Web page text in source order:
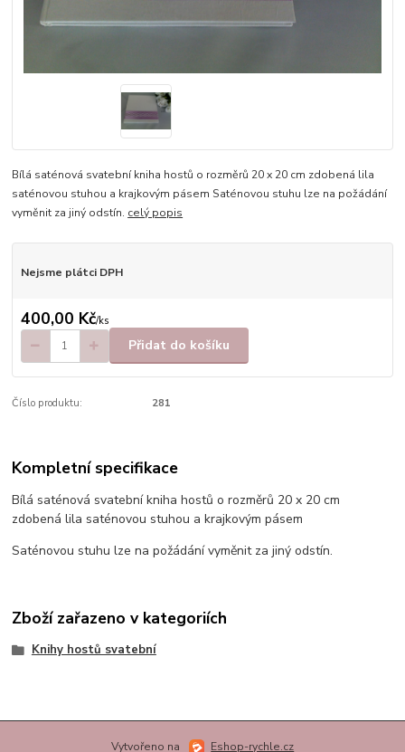
Bílá saténová svatební kniha hostů o rozměrů 20 x 20 cm zdobená lila
saténovou stuhou a krajkovým pásem Saténovou stuhu lze na požádání
vyměnit za jiný odstín. celý popis
Nejsme plátci DPH
400,00 Kč/ks
Přidat do košíku
Číslo produktu: 281
Kompletní specifikace
Bílá saténová svatební kniha hostů o rozměrů 20 x 20 cm
zdobená lila saténovou stuhou a krajkovým pásem
Saténovou stuhu lze na požádání vyměnit za jiný odstín.
Zboží zařazeno v kategoriích
Knihy hostů svatební
Vytvořeno na Eshop-rychle.cz